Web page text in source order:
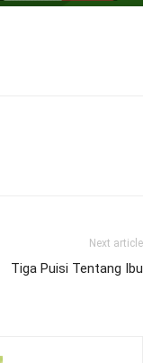
Next article
Tiga Puisi Tentang Ibu